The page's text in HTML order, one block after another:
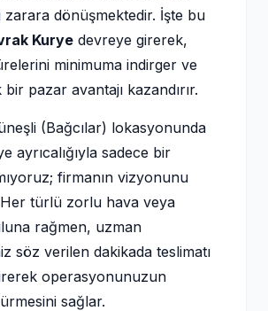
zarara dönüşmektedir. İşte bu
Kurye devreye girerek,
minimuma indirger ve
pazar avantajı kazandırır.
(Bağcılar) lokasyonunda
ayrıcalığıyla sadece bir
firmanın vizyonunu
türlü zorlu hava veya
rağmen, uzman
söz verilen dakikada teslimatı
operasyonunuzun
sağlar.